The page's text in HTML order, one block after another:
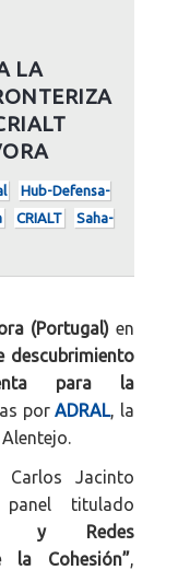
LA
Hub-Defensa-
CRIALT
Saha-
(Portugal) en
descubrimiento
para la
porADRAL, la
Carlos Jacinto
titulado
y Redes
la Cohesión”,